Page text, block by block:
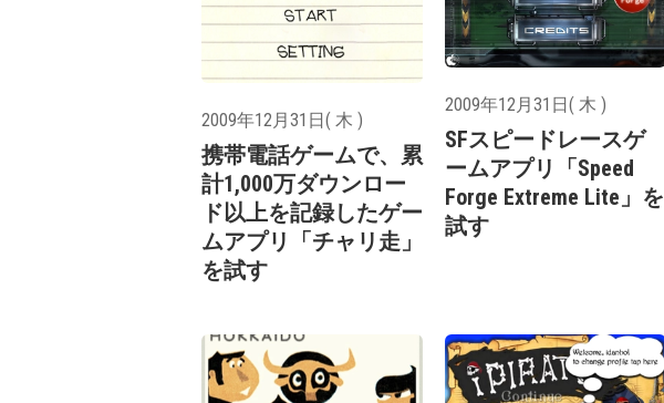
2009年12月31日( 木 )
携帯電話ゲームで、累
計1,000万ダウンロー
ド以上を記録したゲー
ムアプリ「チャリ走」
を試す
2009年12月31日( 木 )
SFスピードレースゲ
ームアプリ「Speed
Forge Extreme Lite」を
試す